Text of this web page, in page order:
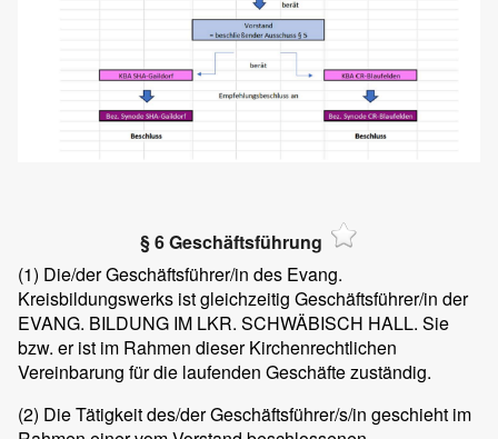
§ 6 Geschäftsführung
(1) Die/der Geschäftsführer/in des Evang.
Kreisbildungswerks ist gleichzeitig Geschäftsführer/in der
EVANG. BILDUNG IM LKR. SCHWÄBISCH HALL. Sie
bzw. er ist im Rahmen dieser Kirchenrechtlichen
Vereinbarung für die laufenden Geschäfte zuständig.
(2) Die Tätigkeit des/der Geschäftsführer/s/in geschieht im